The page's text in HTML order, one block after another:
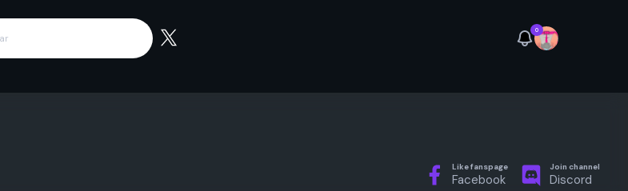
0
Like fanspage
Facebook
Join channel
Discord